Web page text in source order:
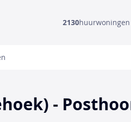
2130
-